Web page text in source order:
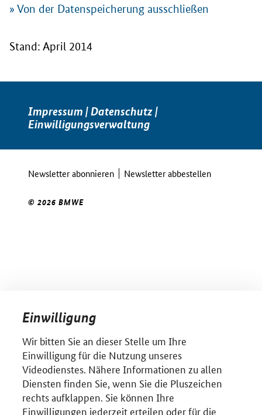
» Von der Datenspeicherung ausschließen
Stand: April 2014
Impressum |Datenschutz|
Einwilligungsverwaltung
Newsletter abonnieren Newsletter abbestellen
© 2026 BMWE
Einwilligung
Wir bitten Sie an dieser Stelle um Ihre
Einwilligung für die Nutzung unseres
Videodienstes. Nähere Informationen zu allen
Diensten finden Sie, wenn Sie die Pluszeichen
rechts aufklappen. Sie können Ihre
Einwilligungen jederzeit erteilen oder für die